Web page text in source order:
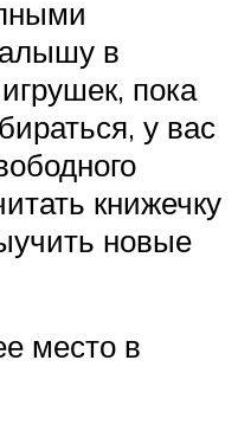
в
пока
у вас
книжечку
новые
место в